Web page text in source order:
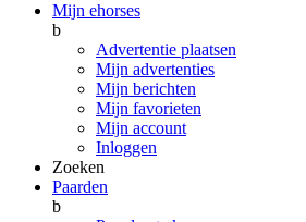
Mijn ehorses
b
Advertentie plaatsen
Mijn advertenties
Mijn berichten
Mijn favorieten
Mijn account
Inloggen
Zoeken
Paarden
b